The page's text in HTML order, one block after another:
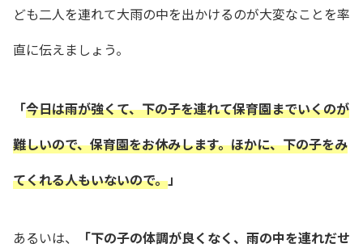
ども二人を連れて大雨の中を出かけるのが大変なことを率
直に伝えましょう。
「今日は雨が強くて、下の子を連れて保育園までいくのが
難しいので、保育園をお休みします。ほかに、下の子をみ
てくれる人もいないので。」
あるいは、
「下の子の体調が良くなく、雨の中を連れだせ